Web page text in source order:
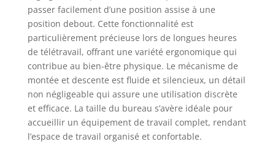
recule
automatiquement de 2
cm afin d'éviter tout
dommage ou blessure.
【Installation facile】
Le processus
d'installation de ce
bureau réglable en
hauteur est
extrêmement simple
et ne nécessite que
passer facilement d’une position assise à une
position debout. Cette fonctionnalité est
particulièrement précieuse lors de longues heures
de télétravail, offrant une variété ergonomique qui
contribue au bien-être physique. Le mécanisme de
montée et descente est fluide et silencieux, un détail
non négligeable qui assure une utilisation discrète
et efficace. La taille du bureau s’avère idéale pour
accueillir un équipement de travail complet, rendant
l’espace de travail organisé et confortable.